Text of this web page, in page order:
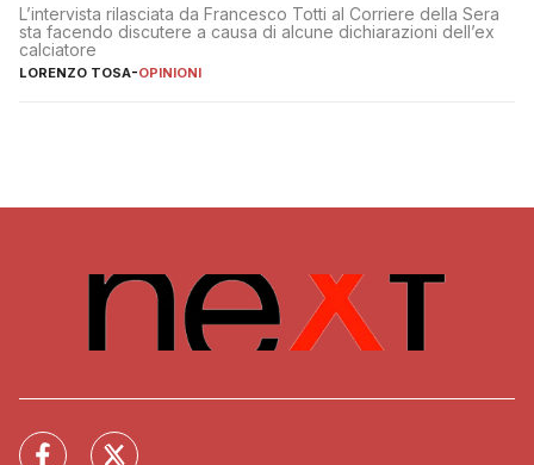
L’intervista rilasciata da Francesco Totti al Corriere della Sera
sta facendo discutere a causa di alcune dichiarazioni dell’ex
calciatore
LORENZO TOSA-OPINIONI